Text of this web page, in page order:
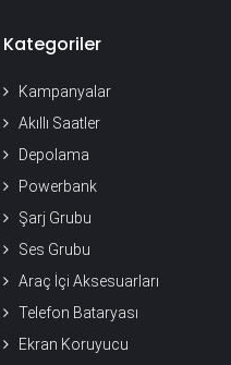
Kategoriler
Kampanyalar
Akıllı Saatler
Depolama
Powerbank
Şarj Grubu
Ses Grubu
Araç İçi Aksesuarları
Telefon Bataryası
Ekran Koruyucu